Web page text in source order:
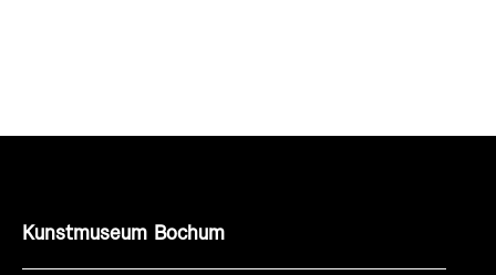
Kunstmuseum Bochum